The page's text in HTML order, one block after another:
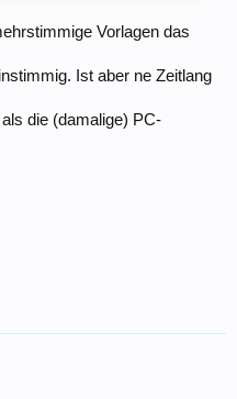
Vorlagen das
Ist aber ne Zeitlang
die (damalige) PC-